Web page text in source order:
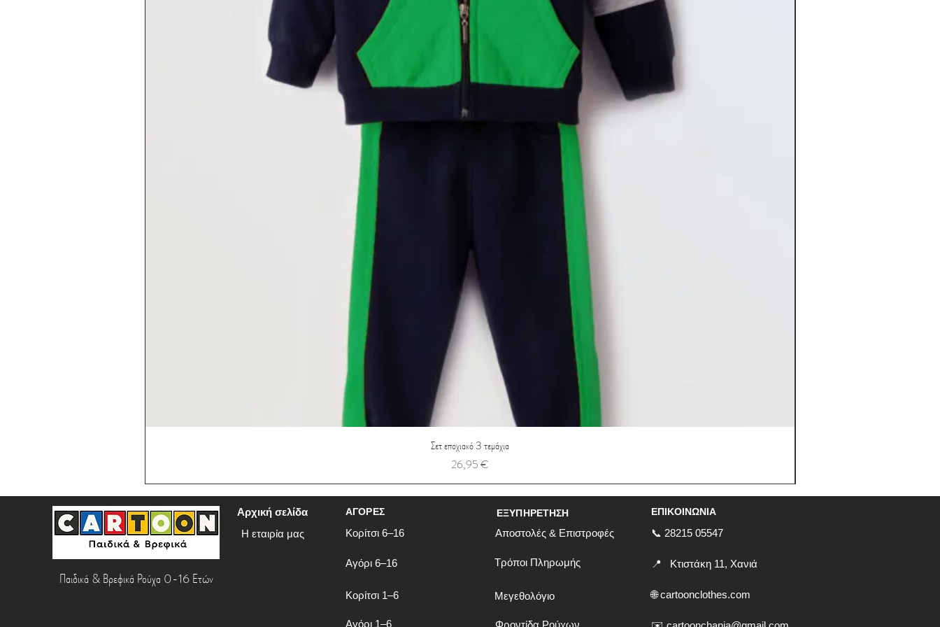
Σετ εποχιακό 3 τεμάχια
Τιμή
26,95 €
Αρχική σελίδα
Η εταιρία μας
Παιδικά & Βρεφικά Ρούχα 0-16 Ετών
ΑΓΟΡΕΣ
Κορίτσι 6–16
Αγόρι 6–16
Κορίτσι 1–6
Αγόρι 1–6
ΕΞΥΠΗΡΕΤΗΣΗ
Αποστολές & Επιστροφές
Τρόποι Πληρωμής
Μεγεθολόγιο
Φροντίδα Ρούχων
ΕΠΙΚΟΙΝΩΝΙΑ
📞 28215 05547
📍 Κτιστάκη 11, Χανιά
🌐cartoonclothes.com